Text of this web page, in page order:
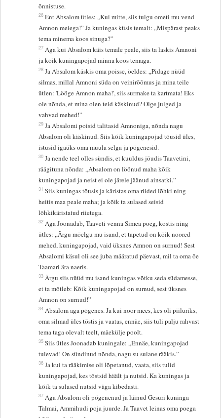
õnnistuse.
26 Ent Absalom ütles: „Kui mitte, siis tulgu ometi mu vend
Amnon meiega!” Ja kuningas küsis temalt: „Mispärast peaks
tema minema koos sinuga?”
27 Aga kui Absalom käis temale peale, siis ta laskis Amnoni
ja kõik kuningapojad minna koos temaga.
28 Ja Absalom käskis oma poisse, öeldes: „Pidage nüüd
silmas, millal Amnoni süda on veinirõõmus ja mina teile
ütlen: 'Lööge Amnon maha!', siis surmake ta kartmata! Eks
ole nõnda, et mina olen teid käskinud? Olge julged ja
vahvad mehed!”
29 Ja Absalomi poisid talitasid Amnoniga, nõnda nagu
Absalom oli käskinud. Siis kõik kuningapojad tõusid üles,
istusid igaüks oma muula selga ja põgenesid.
30 Ja nende teel olles sündis, et kuuldus jõudis Taavetini,
räägituna nõnda: „Absalom on löönud maha kõik
kuningapojad ja neist ei ole järele jäänud ainsatki.”
31 Siis kuningas tõusis ja käristas oma riided lõhki ning
heitis maa peale maha; ja kõik ta sulased seisid
lõhkikäristatud riietega.
32 Aga Joonadab, Taaveti venna Simea poeg, kostis ning
ütles: „Ärgu mõelgu mu isand, et tapetud on kõik noored
mehed, kuningapojad, vaid üksnes Amnon on surnud! Sest
Absalomi käsul oli see juba määratud päevast, mil ta oma õe
Taamari ära naeris.
33 Ärgu siis nüüd mu isand kuningas võtku seda südamesse,
et ta mõtleb: Kõik kuningapojad on surnud, sest üksnes
Amnon on surnud!”
34 Absalom aga põgenes. Ja kui noor mees, kes oli piiluriks,
oma silmad üles tõstis ja vaatas, ennäe, siis tuli palju rahvast
tema taga olevalt teelt, mäekülje poolt.
35 Siis ütles Joonadab kuningale: „Ennäe, kuningapojad
tulevad! On sündinud nõnda, nagu su sulane rääkis.”
36 Ja kui ta rääkimise oli lõpetanud, vaata, siis tulid
kuningapojad, kes tõstsid häält ja nutsid. Ka kuningas ja
kõik ta sulased nutsid väga kibedasti.
37 Aga Absalom oli põgenenud ja läinud Gesuri kuninga
Talmai, Ammihudi poja juurde. Ja Taavet leinas oma poega